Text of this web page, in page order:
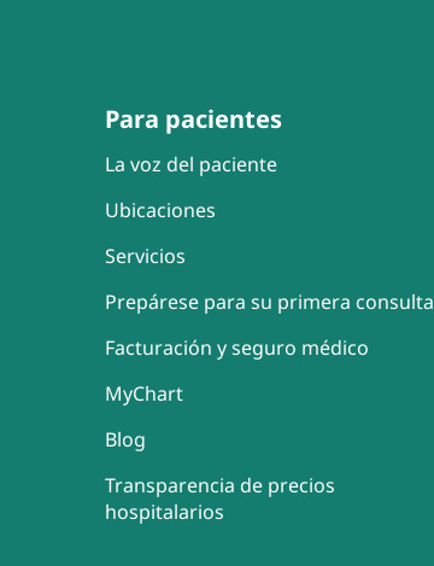
Para pacientes
La voz del paciente
Ubicaciones
Servicios
Prepárese para su primera consulta
Facturación y seguro médico
MyChart
Blog
Transparencia de precios
hospitalarios